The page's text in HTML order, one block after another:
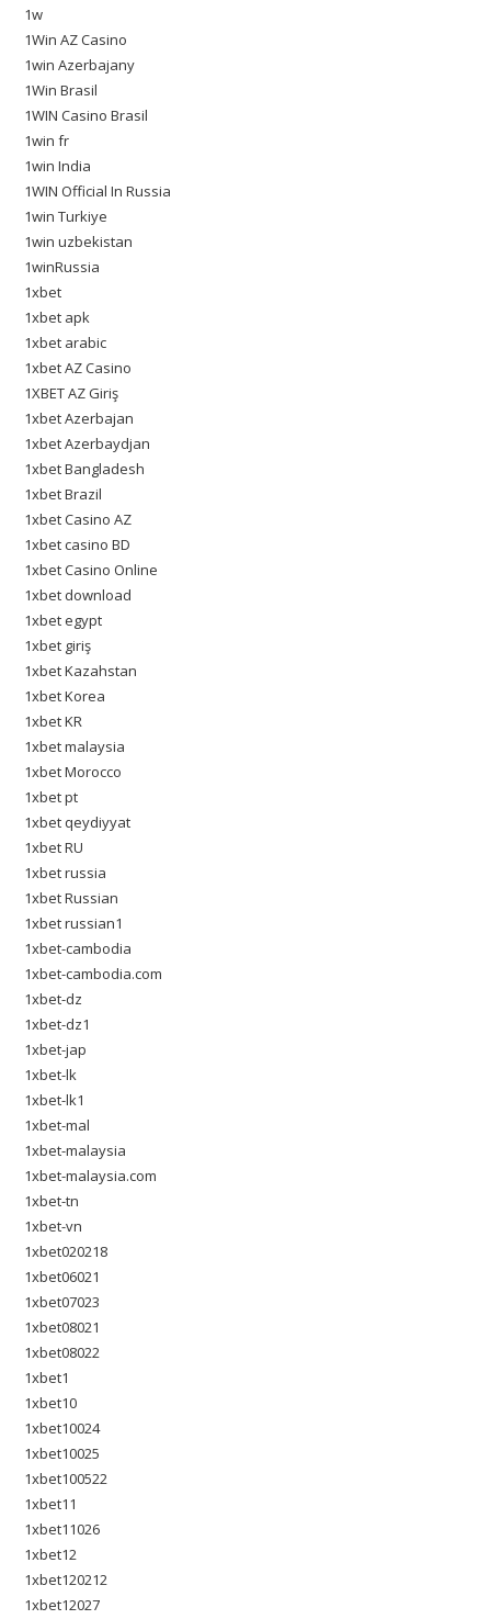
1w
1Win AZ Casino
1win Azerbajany
1Win Brasil
1WIN Casino Brasil
1win fr
1win India
1WIN Official In Russia
1win Turkiye
1win uzbekistan
1winRussia
1xbet
1xbet apk
1xbet arabic
1xbet AZ Casino
1XBET AZ Giriş
1xbet Azerbajan
1xbet Azerbaydjan
1xbet Bangladesh
1xbet Brazil
1xbet Casino AZ
1xbet casino BD
1xbet Casino Online
1xbet download
1xbet egypt
1xbet giriş
1xbet Kazahstan
1xbet Korea
1xbet KR
1xbet malaysia
1xbet Morocco
1xbet pt
1xbet qeydiyyat
1xbet RU
1xbet russia
1xbet Russian
1xbet russian1
1xbet-cambodia
1xbet-cambodia.com
1xbet-dz
1xbet-dz1
1xbet-jap
1xbet-lk
1xbet-lk1
1xbet-mal
1xbet-malaysia
1xbet-malaysia.com
1xbet-tn
1xbet-vn
1xbet020218
1xbet06021
1xbet07023
1xbet08021
1xbet08022
1xbet1
1xbet10
1xbet10024
1xbet10025
1xbet100522
1xbet11
1xbet11026
1xbet12
1xbet120212
1xbet12027